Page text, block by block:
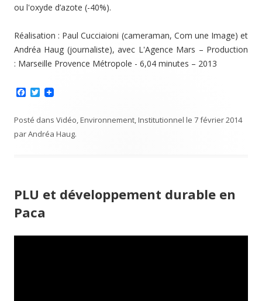
ou l'oxyde d’azote (-40%).
Réalisation : Paul Cucciaioni (cameraman, Com une Image) et
Andréa Haug (journaliste), avec L'Agence Mars – Production
: Marseille Provence Métropole - 6,04 minutes – 2013
a
e
b
o
T
w
t
t
e
Posté dans Vidéo,Environnement,Institutionnel le 7 février 2014
parAndréa Haug.
PLU et développement durable en
Paca